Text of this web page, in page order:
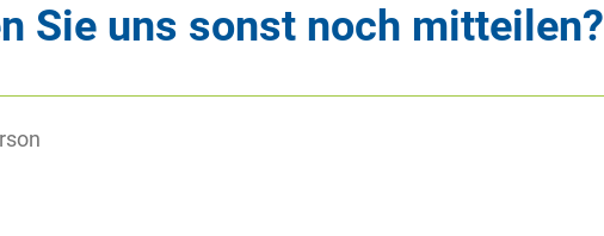
Sie uns sonst noch mitteilen?